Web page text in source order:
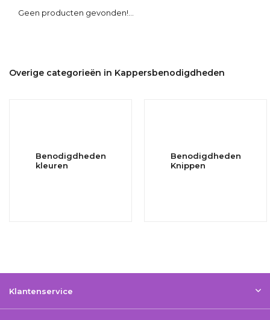
Geen producten gevonden!...
Overige categorieën in Kappersbenodigdheden
Benodigdheden
kleuren
Benodigdheden
Knippen
Klantenservice